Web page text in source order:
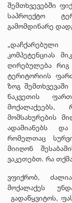
შემთხვევებში
საპროექტო
გამომდინარე
„დაჩქარებული
კომპეტენციას
ღირებულება რიგ
ტერიტორიის
ზოგ
ნაკვეთის
მოქალაქეებს,
მომსახურების
ადამიანებს და
რომელთაც
მიიღონ
ვაკეთებთ. რა
ვფიქრობ,
მოქალაქეს
გადაწყვიტოს,